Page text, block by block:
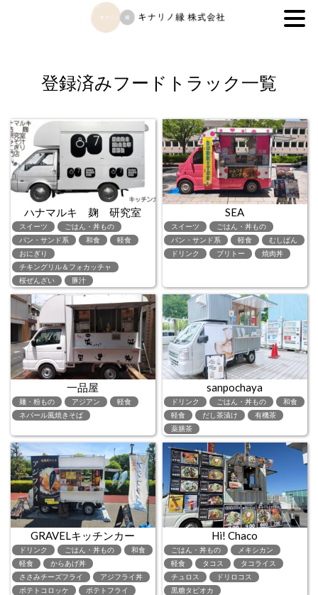
キナリノ縁株式会社
登録済みフードトラック一覧
ハナマルキ 麹 研究室
スイーツ
ごはん・丼もの
パン・サンド系
和食
軽食
おにぎり
チキングリル＆フォカッチャ
桜ぜんざい
豚汁
SEA
スイーツ
ごはん・丼もの
パン・サンド系
軽食
むしぱん
ドリンク
ブリトー 焼肉丼
一品屋
麺・粉もの アジアン
軽食
ネパール風焼きそば
sanpochaya
ドリンク ごはん・丼もの
和食
軽食
だし茶漬け
有機茶
薬膳茶
GRAVELキッチンカー
ドリンク ごはん・丼もの
和食
軽食
からあげ丼
ささみチーズフライ
アジフライ丼
ポテトコロッケ
ポテトフライ
Hi! Chaco
ごはん・丼もの
メキシカン
軽食
タコス
タコライス
チュロス
ドリロコス
黒糖タピオカ